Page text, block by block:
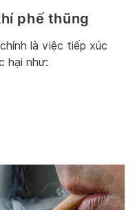
phế thũng
là việc tiếp xúc
hại như: